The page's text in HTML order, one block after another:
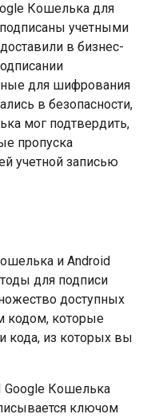
Кошелька для
учетными
в бизнес-
для шифрования
в безопасности,
мог подтвердить,
пропуска
учетной записью
и Android
для подписи
доступных
кодом, которые
кода, из которых вы
Google Кошелька
ключом